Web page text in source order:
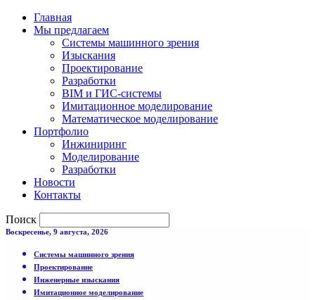
Главная
Мы предлагаем
Системы машинного зрения
Изыскания
Проектирование
Разработки
BIM и ГИС-системы
Имитационное моделирование
Математическое моделирование
Портфолио
Инжиниринг
Моделирование
Разработки
Новости
Контакты
Поиск
Воскресенье, 9 августа, 2026
Системы машинного зрения
Проектирование
Инженерные изыскания
Имитационное моделирование